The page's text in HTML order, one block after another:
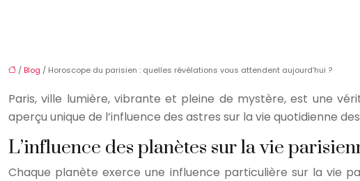
/ Blog / Horoscope du parisien : quelles révélations vous attendent aujourd’hui ?
Paris, ville lumière, vibrante et pleine de mystère, est une
aperçu unique de l’influence des astres sur la vie quotidienne
L’influence des planètes sur la vie
Chaque planète exerce une influence particulière sur la vie